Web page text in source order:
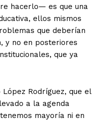
hacerlo— es que una
ellos mismos
que deberían
y no en posteriores
que ya
Rodríguez, que el
a la agenda
mayoría ni en